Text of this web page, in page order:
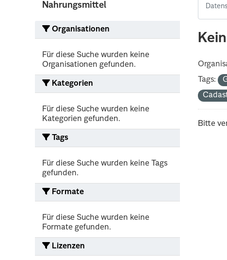
Nahrungsmittel
Organisationen
Für diese Suche wurden keine
Organisationen gefunden.
Kategorien
Für diese Suche wurden keine
Kategorien gefunden.
Tags
Für diese Suche wurden keine Tags
gefunden.
Formate
Für diese Suche wurden keine
Formate gefunden.
Lizenzen
Tags:
Bitte